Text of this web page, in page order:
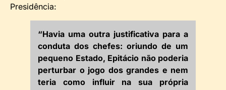
Presidência:
“Havia uma outra justificativa para a
conduta dos chefes: oriundo de um
pequeno Estado, Epitácio não poderia
perturbar o jogo dos grandes e nem
teria como influir na sua própria